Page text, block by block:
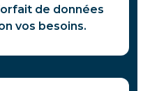
de données
vos besoins.